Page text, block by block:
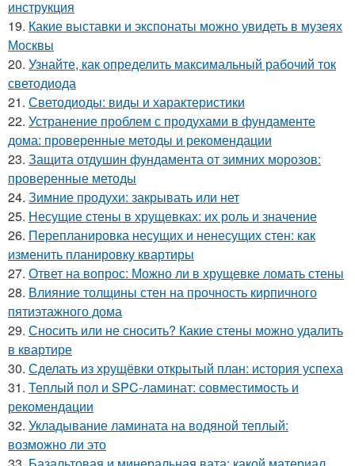
инструкция
19. Какие выставки и экспонаты можно увидеть в музеях
Москвы
20. Узнайте, как определить максимальный рабочий ток
светодиода
21. Светодиоды: виды и характеристики
22. Устранение проблем с продухами в фундаменте
дома: проверенные методы и рекомендации
23. Защита отдушин фундамента от зимних морозов:
проверенные методы
24. Зимние продухи: закрывать или нет
25. Несущие стены в хрущевках: их роль и значение
26. Перепланировка несущих и ненесущих стен: как
изменить планировку квартиры
27. Ответ на вопрос: Можно ли в хрущевке ломать стены
28. Влияние толщины стен на прочность кирпичного
пятиэтажного дома
29. Сносить или не сносить? Какие стены можно удалить
в квартире
30. Сделать из хрущёвки открытый план: история успеха
31. Теплый пол и SPC-ламинат: совместимость и
рекомендации
32. Укладывание ламината на водяной теплый:
возможно ли это